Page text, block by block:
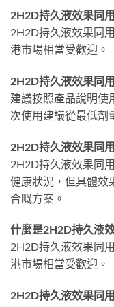
2H2D持久液效果同
2H2D持久液效果同
港市場相當受歡迎。
2H2D持久液效果同
建議按照產品說明使
次使用建議從最低劑
2H2D持久液效果同
2H2D持久液效果同
健康狀況，但具體效
合嘅方案。
什麼是2H2D持久液
2H2D持久液效果同
港市場相當受歡迎。
2H2D持久液效果同